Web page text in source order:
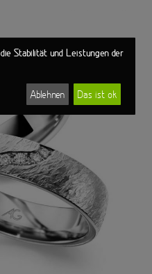
die Stabilität und Leistungen der
Ablehnen Das ist ok